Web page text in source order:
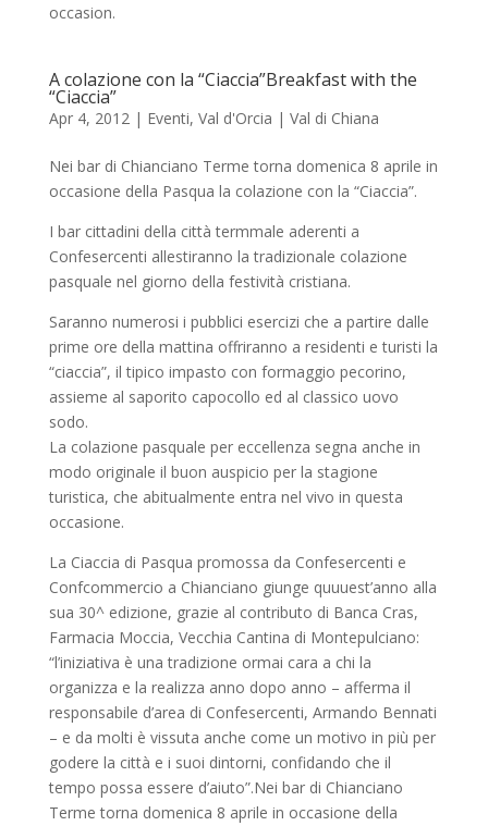
occasion.
A colazione con la “Ciaccia”Breakfast with the
“Ciaccia”
Apr 4, 2012| Eventi, Val d'Orcia | Val di Chiana
Nei bar di Chianciano Terme torna domenica 8 aprile in
occasione della Pasqua la colazione con la “Ciaccia”.
I bar cittadini della città termmale aderenti a
Confesercenti allestiranno la tradizionale colazione
pasquale nel giorno della festività cristiana.
Saranno numerosi i pubblici esercizi che a partire dalle
prime ore della mattina offriranno a residenti e turisti la
“ciaccia”, il tipico impasto con formaggio pecorino,
assieme al saporito capocollo ed al classico uovo
sodo.
La colazione pasquale per eccellenza segna anche in
modo originale il buon auspicio per la stagione
turistica, che abitualmente entra nel vivo in questa
occasione.
La Ciaccia di Pasqua promossa da Confesercenti e
Confcommercio a Chianciano giunge quuuest’anno alla
sua 30^ edizione, grazie al contributo di Banca Cras,
Farmacia Moccia, Vecchia Cantina di Montepulciano:
“l’iniziativa è una tradizione ormai cara a chi la
organizza e la realizza anno dopo anno – afferma il
responsabile d’area di Confesercenti, Armando Bennati
– e da molti è vissuta anche come un motivo in più per
godere la città e i suoi dintorni, confidando che il
tempo possa essere d’aiuto”.Nei bar di Chianciano
Terme torna domenica 8 aprile in occasione della